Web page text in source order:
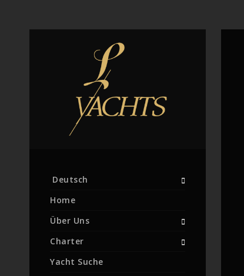
Deutsch
Home
Über Uns
Charter
Yacht Suche